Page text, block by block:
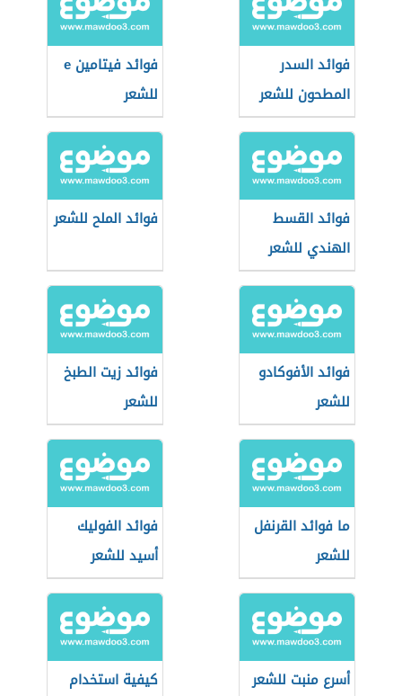
فوائد السدر
المطحون للشعر
فوائد فيتامين e
للشعر
فوائد القسط
الهندي للشعر
فوائد الملح للشعر
فوائد الأفوكادو
للشعر
فوائد زيت الطبخ
للشعر
ما فوائد القرنفل
للشعر
فوائد الفوليك
أسيد للشعر
أسرع منبت للشعر
كيفية استخدام